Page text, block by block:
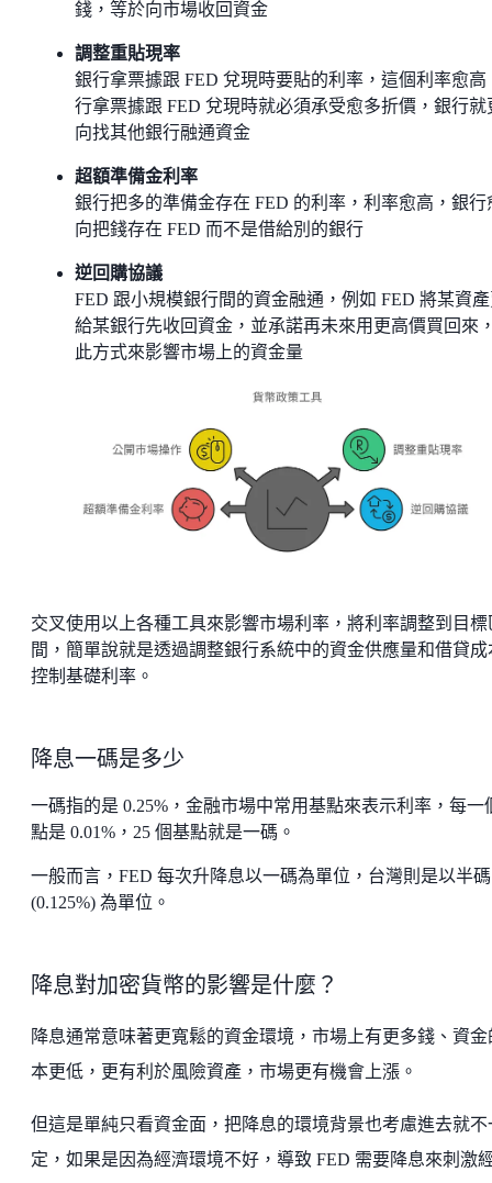
錢，等於向市場收回資金
調整重貼現率
銀行拿票據跟 FED 兌現時要貼的利率，這個利率愈高
行拿票據跟 FED 兌現時就必須承受愈多折價，銀行就
向找其他銀行融通資金
超額準備金利率
銀行把多的準備金存在 FED 的利率，利率愈高，銀行
向把錢存在 FED 而不是借給別的銀行
逆回購協議
FED 跟小規模銀行間的資金融通，例如 FED 將某資
給某銀行先收回資金，並承諾再未來用更高價買回來
此方式來影響市場上的資金量
交叉使用以上各種工具來影響市場利率，將利率調整到目標
間，簡單說就是透過調整銀行系統中的資金供應量和借貸成
控制基礎利率。
降息一碼是多少
一碼指的是 0.25%，金融市場中常用基點來表示利率，每一
點是 0.01%，25 個基點就是一碼。
一般而言，FED 每次升降息以一碼為單位，台灣則是以半碼
(0.125%) 為單位。
降息對加密貨幣的影響是什麼？
降息通常意味著更寬鬆的資金環境，市場上有更多錢、資金
本更低，更有利於風險資產，市場更有機會上漲。
但這是單純只看資金面，把降息的環境背景也考慮進去就不
定，如果是因為經濟環境不好，導致 FED 需要降息來刺激